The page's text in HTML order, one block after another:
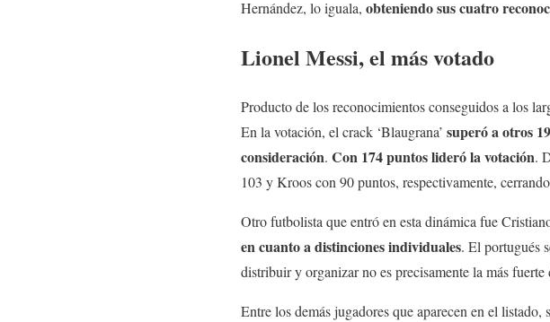
Hernández, lo iguala, obteniendo sus cuatro
Lionel Messi, el más votado
Producto de los reconocimientos conseguidos a los
En la votación, el crack ‘Blaugrana’ superó a otros
consideración. Con 174 puntos lideró la votación.
103 y Kroos con 90 puntos, respectivamente,
Otro futbolista que entró en esta dinámica fue
en cuanto a distinciones individuales. El portugués
distribuir y organizar no es precisamente la más fuerte
Entre los demás jugadores que aparecen en el